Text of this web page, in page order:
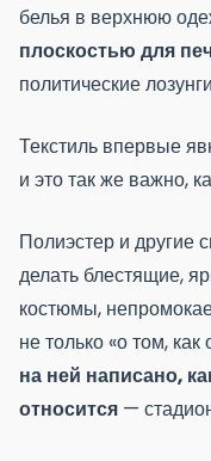
белья в верхнюю
плоскостью для
политические
Текстиль впервые
и это так же важно,
Полиэстер и другие
делать блестящие,
костюмы,
не только «о том,
на ней написано,
относится —